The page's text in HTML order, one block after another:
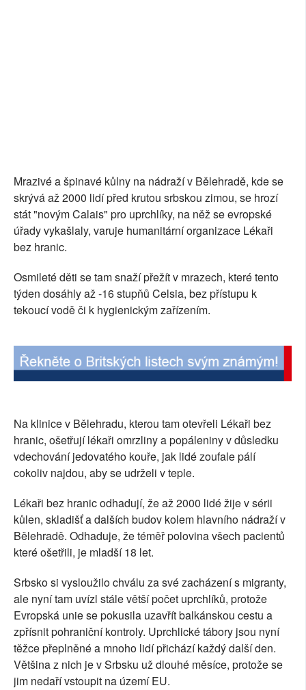
Mrazivé a špinavé kůlny na nádraží v Bělehradě, kde se
skrývá až 2000 lidí před krutou srbskou zimou, se hrozí
stát "novým Calais" pro uprchlíky, na něž se evropské
úřady vykašlaly, varuje humanitární organizace Lékaři
bez hranic.
Osmileté děti se tam snaží přežít v mrazech, které tento
týden dosáhly až -16 stupňů Celsia, bez přístupu k
tekoucí vodě či k hygienickým zařízením.
Na klinice v Bělehradu, kterou tam otevřeli Lékaři bez
hranic, ošetřují lékaři omrzliny a popáleniny v důsledku
vdechování jedovatého kouře, jak lidé zoufale pálí
cokoliv najdou, aby se udrželi v teple.
Lékaři bez hranic odhadují, že až 2000 lidé žije v sérii
kůlen, skladišť a dalších budov kolem hlavního nádraží v
Bělehradě. Odhaduje, že téměř polovina všech pacientů
které ošetřili, je mladší 18 let.
Srbsko si vysloužilo chválu za své zacházení s migranty,
ale nyní tam uvízl stále větší počet uprchlíků, protože
Evropská unie se pokusila uzavřít balkánskou cestu a
zpřísnit pohraniční kontroly. Uprchlické tábory jsou nyní
těžce přeplněné a mnoho lidí přichází každý další den.
Většina z nich je v Srbsku už dlouhé měsíce, protože se
jim nedaří vstoupit na území EU.